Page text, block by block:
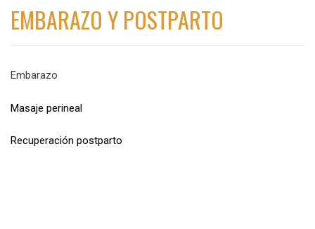
EMBARAZO Y POSTPARTO
Embarazo
Masaje perineal
Recuperación postparto